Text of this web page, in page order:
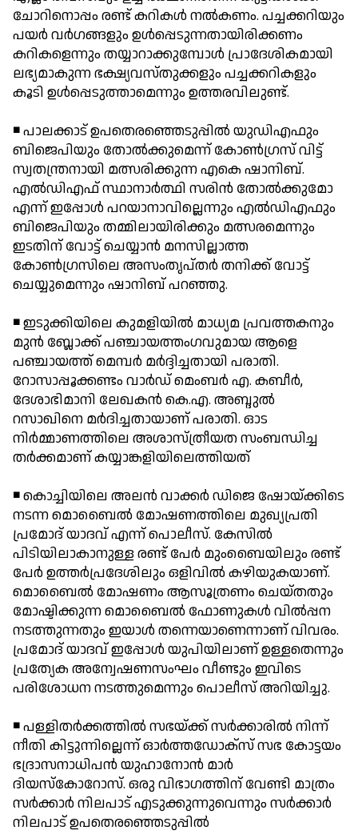
ചോറിനൊപ്പം രണ്ട് കറികള്‍ നല്‍കണം. പച്ചക്കറിയും
പയര്‍ വര്‍ഗങ്ങളും ഉള്‍പ്പെടുന്നതായിരിക്കണം
കറികളെന്നും തയ്യാറാക്കുമ്പോള്‍ പ്രാദേശികമായി
ലഭ്യമാകുന്ന ഭക്ഷ്യവസ്തുക്കളും പച്ചക്കറികളും
കൂടി ഉള്‍പ്പെടുത്താമെന്നും ഉത്തരവിലുണ്ട്.
◾ പാലക്കാട് ഉപതെരഞ്ഞെടുപ്പില്‍ യുഡിഎഫും
ബിജെപിയും തോല്‍ക്കുമെന്ന് കോണ്‍ഗ്രസ് വിട്ട്
സ്വതന്ത്രനായി മത്സരിക്കുന്ന എകെ ഷാനിബ്.
എല്‍ഡിഎഫ് സ്ഥാനാര്‍ത്ഥി സരിന്‍ തോല്‍ക്കുമോ
എന്ന് ഇപ്പോള്‍ പറയാനാവില്ലെന്നും എല്‍ഡിഎഫും
ബിജെപിയും തമ്മിലായിരിക്കും മത്സരമെന്നും
ഇടതിന് വോട്ട് ചെയ്യാന്‍ മനസില്ലാത്ത
കോണ്‍ഗ്രസിലെ അസംതൃപ്തര്‍ തനിക്ക് വോട്ട്
ചെയ്യുമെന്നും ഷാനിബ് പറഞ്ഞു.
◾ ഇടുക്കിയിലെ കുമളിയില്‍ മാധ്യമ പ്രവത്തകനും
മുന്‍ ബ്ലോക്ക് പഞ്ചായത്തംഗവുമായ ആളെ
പഞ്ചായത്ത് മെമ്പര്‍ മര്‍ദ്ദിച്ചതായി പരാതി.
റോസാപ്പൂക്കണ്ടം വാര്‍ഡ് മെംബര്‍ എ. കബീര്‍,
ദേശാഭിമാനി ലേഖകന്‍ കെ.എ. അബ്ദുല്‍
റസാഖിനെ മര്‍ദിച്ചതായാണ് പരാതി. ഓട
നിര്‍മ്മാണത്തിലെ അശാസ്ത്രീയത സംബന്ധിച്ച
തര്‍ക്കമാണ് കയ്യാങ്കളിയിലെത്തിയത്
◾ കൊച്ചിയിലെ അലന്‍ വാക്കര്‍ ഡിജെ ഷോയ്ക്കിടെ
നടന്ന മൊബൈല്‍ മോഷണത്തിലെ മുഖ്യപ്രതി
പ്രമോദ് യാദവ് എന്ന് പൊലീസ്. കേസില്‍
പിടിയിലാകാനുള്ള രണ്ട് പേര്‍ മുംബൈയിലും രണ്ട്
പേര്‍ ഉത്തര്‍പ്രദേശിലും ഒളിവില്‍ കഴിയുകയാണ്.
മൊബൈല്‍ മോഷണം ആസൂത്രണം ചെയ്തതും
മോഷ്ടിക്കുന്ന മൊബൈല്‍ ഫോണുകള്‍ വില്‍പ്പന
നടത്തുന്നതും ഇയാള്‍ തന്നെയാണെന്നാണ് വിവരം.
പ്രമോദ് യാദവ് ഇപ്പോള്‍ യുപിയിലാണ് ഉള്ളതെന്നും
പ്രത്യേക അന്വേഷണസംഘം വീണ്ടും ഇവിടെ
പരിശോധന നടത്തുമെന്നും പൊലീസ് അറിയിച്ചു.
◾ പള്ളിതര്‍ക്കത്തില്‍ സഭയ്ക്ക് സര്‍ക്കാരില്‍ നിന്ന്
നീതി കിട്ടുന്നില്ലെന്ന് ഓര്‍ത്തഡോക്‌സ് സഭ കോട്ടയം
ഭദ്രാസനാധിപന്‍ യുഹാനോന്‍ മാര്‍
ദിയസ്‌കോറോസ്. ഒരു വിഭാഗത്തിന് വേണ്ടി മാത്രം
സര്‍ക്കാര്‍ നിലപാട് എടുക്കുന്നുവെന്നും സര്‍ക്കാര്‍
നിലപാട് ഉപതെരഞ്ഞെടുപ്പില്‍